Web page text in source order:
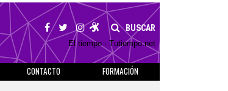
BUSCAR
El tiempo - Tutiempo.net
CONTACTO
FORMACIÓN